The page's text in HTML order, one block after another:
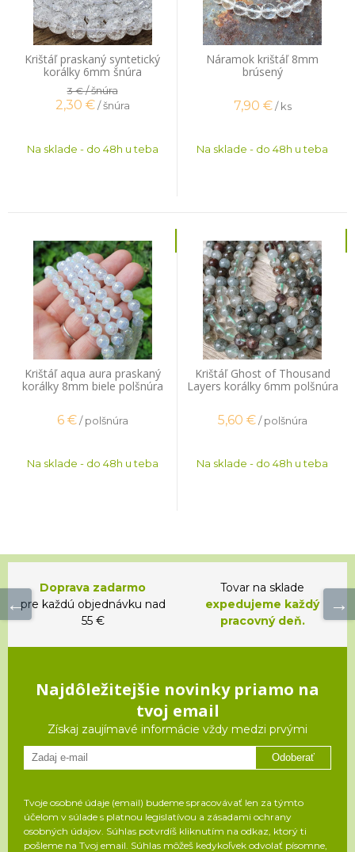
Krištáľ praskaný syntetický
korálky 6mm šnúra
3 €/ šnúra
2,30 € / šnúra
Na sklade - do 48h u teba
Náramok krištáľ 8mm
brúsený
7,90 € / ks
Na sklade - do 48h u teba
Krištáľ aqua aura praskaný
korálky 8mm biele polšnúra
6 € / polšnúra
Na sklade - do 48h u teba
Krištáľ Ghost of Thousand
Layers korálky 6mm polšnúra
5,60 € / polšnúra
Na sklade - do 48h u teba
Doprava zadarmo
pre každú objednávku nad
55 €
Tovar na sklade
expedujeme každý
pracovný deň.
Najdôležitejšie novinky priamo na
tvoj email
Získaj zaujímavé informácie vždy medzi prvými
Odoberať
Tvoje osobné údaje (email) budeme spracovávať len za týmto
účelom v súlade s platnou legislatívou a zásadami ochrany
osobných údajov. Súhlas potvrdíš kliknutím na odkaz, ktorý ti
pošleme na Tvoj email. Súhlas môžeš kedykoľvek odvolať písomne,